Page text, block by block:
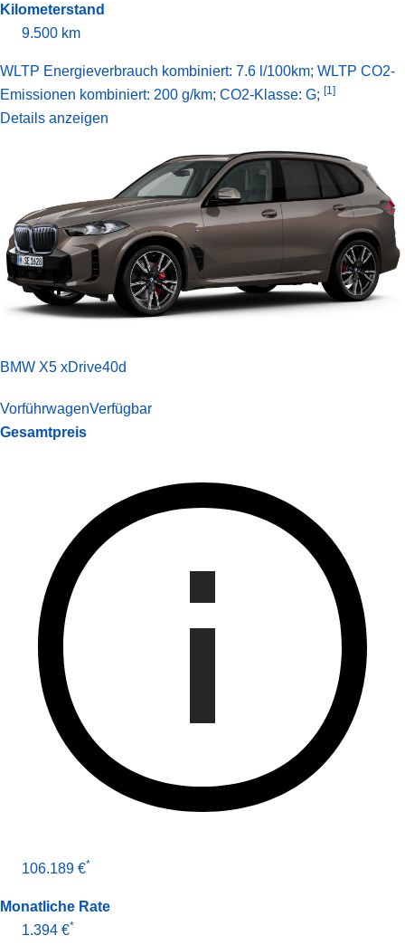
Kilometerstand
9.500 km
WLTP Energieverbrauch kombiniert: 7.6 l/100km; WLTP CO2-
Emissionen kombiniert: 200 g/km; CO2-Klasse: G; [1]
Details anzeigen
BMW X5 xDrive40d
VorführwagenVerfügbar
Gesamtpreis
106.189 €*
Monatliche Rate
1.394 €*